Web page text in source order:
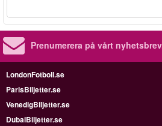
Prenumerera på vårt
LondonFotboll.se
ParisBiljetter.se
VenedigBiljetter.se
DubaiBiljetter.se